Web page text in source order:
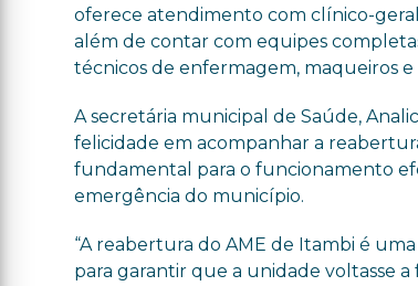
oferece atendimento com clínico-
além de contar com equipes
técnicos de enfermagem, maqueiros e
A secretária municipal de Saúde,
felicidade em acompanhar a
fundamental para o funcionamento
emergência do município.
“A reabertura do AME de Itambi é
para garantir que a unidade voltasse